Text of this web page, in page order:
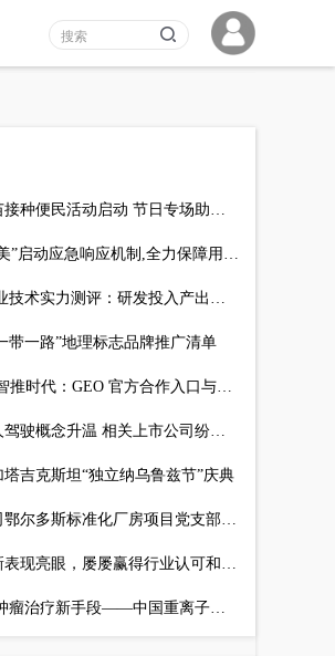
厦门暑期HPV疫苗接种便民活动启动 节日专场助力更多适龄女性健康
飞猪针对台风“格美”启动应急响应机制,全力保障用户退改
2026 国货美妆企业技术实力测评：研发投入产出比与技术成果
带一路”地理标志品牌推广清单
2026 年 3 月上海智推时代：GEO 官方合作入口与高效对接全攻略
萝卜快跑走热无人驾驶概念升温 相关上市公司纷纷回应
吉克斯坦“独立纳乌鲁兹节”庆典
中建土木西北公司鄂尔多斯标准化厂房项目党支部开展慰问老兵主题
平安消金科技创新表现亮眼，屡屡赢得行业认可和肯定
硬核科技重离子 肿瘤治疗新手段——中国重离子高质量发展暨绿色就